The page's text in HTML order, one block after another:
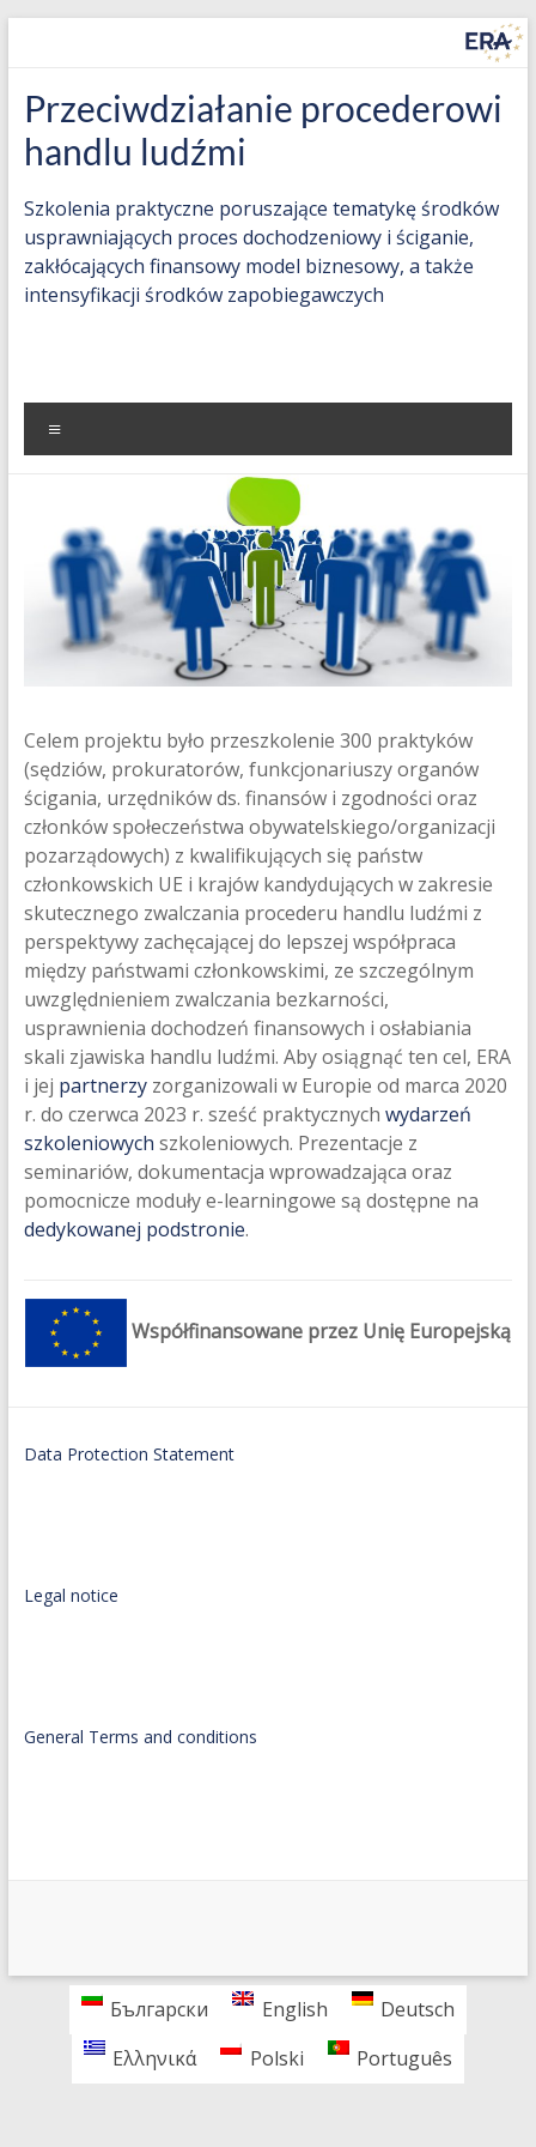
Countering
Trafficking
in
Human
Beings
oriented
training
enhance
investigations
prosecutions,
business
model
and
intensify
preventive
measures
Przeciwdziałanie procederowi
handlu ludźmi
Szkolenia praktyczne poruszające tematykę środków
usprawniających proces dochodzeniowy i ściganie,
zakłócających finansowy model biznesowy, a także
intensyfikacji środków zapobiegawczych
Celem projektu było przeszkolenie 300 praktyków
(sędziów, prokuratorów, funkcjonariuszy organów
ścigania, urzędników ds. finansów i zgodności oraz
członków społeczeństwa obywatelskiego/organizacji
pozarządowych) z kwalifikujących się państw
członkowskich UE i krajów kandydujących w zakresie
skutecznego zwalczania procederu handlu ludźmi z
perspektywy zachęcającej do lepszej współpraca
między państwami członkowskimi, ze szczególnym
uwzględnieniem zwalczania bezkarności,
usprawnienia dochodzeń finansowych i osłabiania
skali zjawiska handlu ludźmi. Aby osiągnąć ten cel, ERA
i jej partnerzyzorganizowali w Europie od marca 2020
r. do czerwca 2023 r. sześć praktycznych wydarzeń
szkoleniowych szkoleniowych. Prezentacje z
seminariów, dokumentacja wprowadzająca oraz
pomocnicze moduły e-learningowe są dostępne na
dedykowanej podstronie.
Współfinansowane przez Unię Europejską
Data Protection Statement
Legal notice
General Terms and conditions
Български English
Deutsch
Ελληνικά
Polski Português